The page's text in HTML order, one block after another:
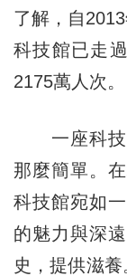
了解，自
科技館已走
2175萬人次。
一座科技
那麼簡單。
科技館宛如
的魅力與深
史，提供滋